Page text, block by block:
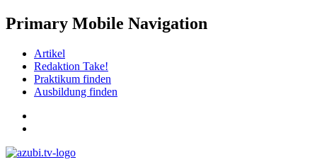
Primary Mobile Navigation
Artikel
Redaktion Take!
Praktikum finden
Ausbildung finden